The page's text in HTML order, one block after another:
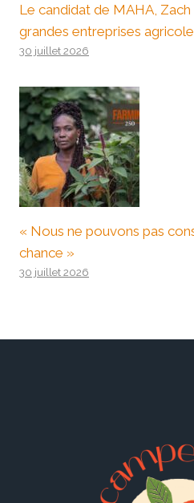
Le candidat de MAHA,
grandes entreprises
30 juillet 2026
« Nous ne pouvons pas
chance »
30 juillet 2026